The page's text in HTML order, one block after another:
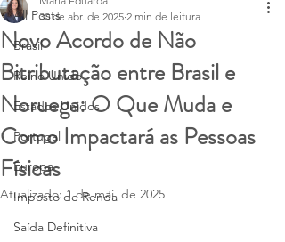
All Posts
Brasil
Reino Unido
Estados Unidos
Portugal
Europa
Imposto de Renda
Saída Definitiva
Novo Acordo de Não
Bitributação entre Brasil e
Noruega: O Que Muda e
Como Impactará as Pessoas
Físicas
30 de abr. de 2025 2 min de leitura
Atualizado:1 de mai. de 2025